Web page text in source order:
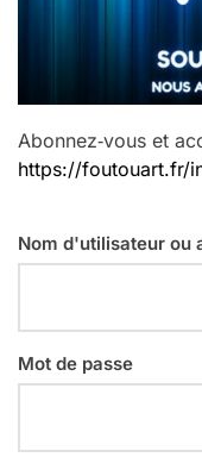
Abonnez‑vous et
https://foutouart.fr/
Nom d'utilisateur ou
Mot de passe